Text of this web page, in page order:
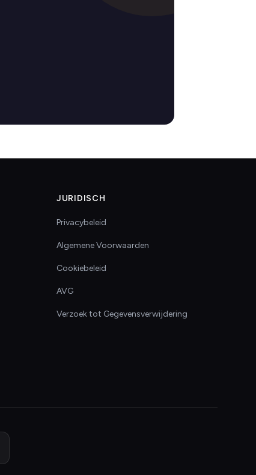
JURIDISCH
Privacybeleid
Algemene Voorwaarden
Cookiebeleid
AVG
Verzoek tot Gegevensverwijdering